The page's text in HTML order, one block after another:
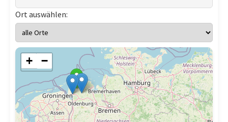
Ort auswählen:
+ −